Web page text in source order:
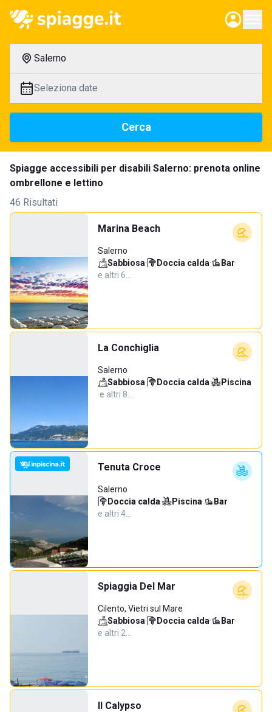
Salerno
Seleziona date
Cerca
Spiagge accessibili per disabili Salerno: prenota online
ombrellone e lettino
46 Risultati
Marina Beach
Salerno
Sabbiosa· Doccia calda· Bar·
e altri 6…
La Conchiglia
Salerno
Sabbiosa· Doccia calda·
Piscina
·e altri 8…
Tenuta Croce
Salerno
Doccia calda· Piscina· Bar·
e altri 4…
Spiaggia Del Mar
Cilento, Vietri sul Mare
Sabbiosa· Doccia calda· Bar·
e altri 2…
Il Calypso